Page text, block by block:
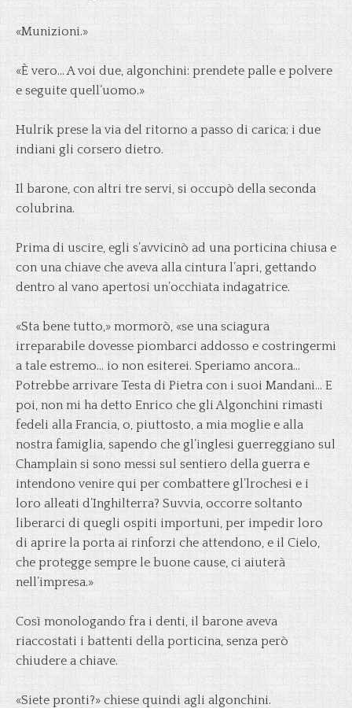
«Munizioni.»
«È vero… A voi due, algonchini: prendete palle e polvere
e seguite quell’uomo.»
Hulrik prese la via del ritorno a passo di carica; i due
indiani gli corsero dietro.
Il barone, con altri tre servi, si occupò della seconda
colubrina.
Prima di uscire, egli s’avvicinò ad una porticina chiusa e
con una chiave che aveva alla cintura l’apri, gettando
dentro al vano apertosi un’occhiata indagatrice.
«Sta bene tutto,» mormorò, «se una sciagura
irreparabile dovesse piombarci addosso e costringermi
a tale estremo… io non esiterei. Speriamo ancora…
Potrebbe arrivare Testa di Pietra con i suoi Mandani… E
poi, non mi ha detto Enrico che gli Algonchini rimasti
fedeli alla Francia, o, piuttosto, a mia moglie e alla
nostra famiglia, sapendo che gl’inglesi guerreggiano sul
Champlain si sono messi sul sentiero della guerra e
intendono venire qui per combattere gl’lrochesi e i
loro alleati d’Inghilterra? Suvvia, occorre soltanto
liberarci di quegli ospiti importuni, per impedir loro
di aprire la porta ai rinforzi che attendono, e il Cielo,
che protegge sempre le buone cause, ci aiuterà
nell’impresa.»
Così monologando fra i denti, il barone aveva
riaccostati i battenti della porticina, senza però
chiudere a chiave.
«Siete pronti?» chiese quindi agli algonchini.